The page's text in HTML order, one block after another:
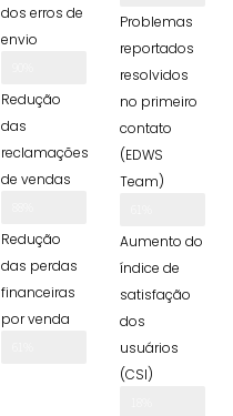
dos erros de
envio
Redução
das
reclamações
de vendas
Redução
das perdas
financeiras
por venda
Problemas
reportados
resolvidos
no primeiro
contato
(EDWS
Team)
Aumento do
índice de
satisfação
dos
usuários
(CSI)